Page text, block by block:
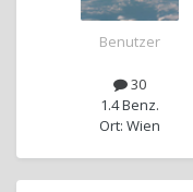
Benutzer
30
1.4 Benz.
Ort: Wien